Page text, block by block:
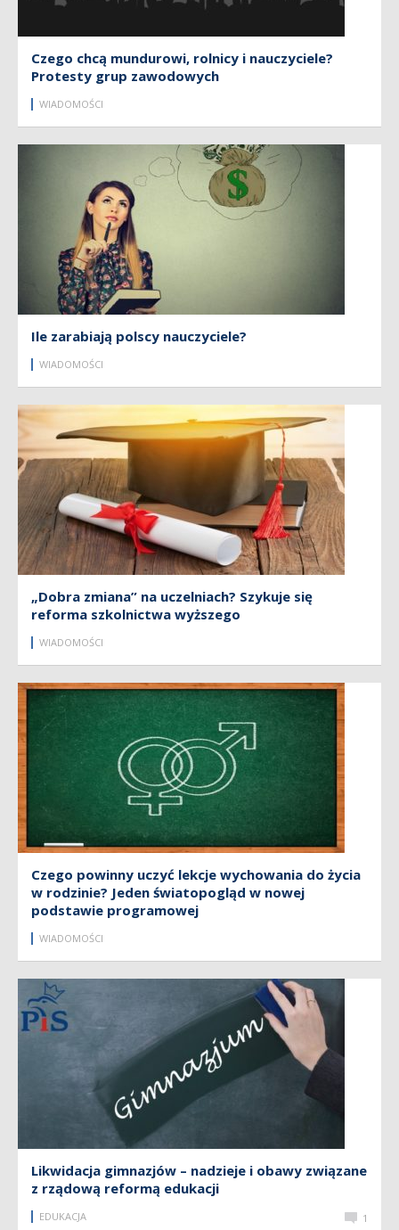
Czego chcą mundurowi, rolnicy i nauczyciele?
Protesty grup zawodowych
WIADOMOŚCI
Ile zarabiają polscy nauczyciele?
WIADOMOŚCI
„Dobra zmiana” na uczelniach? Szykuje się
reforma szkolnictwa wyższego
WIADOMOŚCI
Czego powinny uczyć lekcje wychowania do życia
w rodzinie? Jeden światopogląd w nowej
podstawie programowej
WIADOMOŚCI
Likwidacja gimnazjów – nadzieje i obawy związane
z rządową reformą edukacji
EDUKACJA 1